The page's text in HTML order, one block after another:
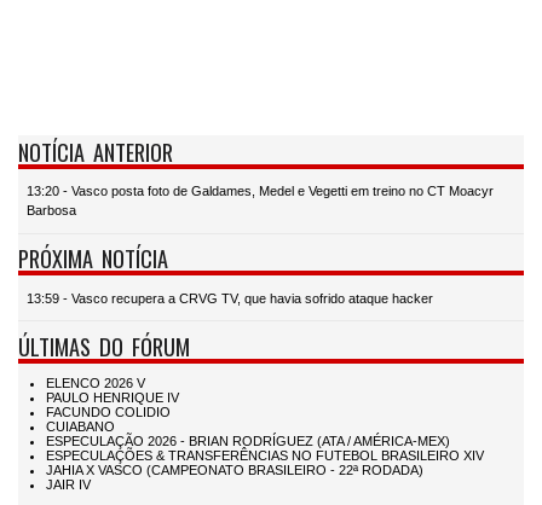
NOTÍCIA ANTERIOR
13:20 - Vasco posta foto de Galdames, Medel e Vegetti em treino no CT Moacyr
Barbosa
PRÓXIMA NOTÍCIA
13:59 - Vasco recupera a CRVG TV, que havia sofrido ataque hacker
ÚLTIMAS DO FÓRUM